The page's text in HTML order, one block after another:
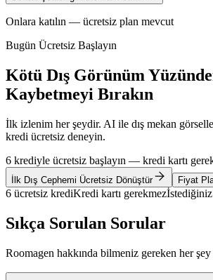
Onlara katılın — ücretsiz plan mevcut
Bugün Ücretsiz Başlayın
Kötü Dış Görünüm
Kaybetmeyi Bırakın
İlk izlenim her şeydir. AI ile dış mekan
kredi ücretsiz deneyin.
6 krediyle ücretsiz başlayın — kredi kartı
İlk Dış Cephemi Ücretsiz Dönüştür Fiyat
6 ücretsiz krediKredi kartı gerekmez
Sıkça Sorulan Sorular
Roomagen hakkında bilmeniz gereken her şey